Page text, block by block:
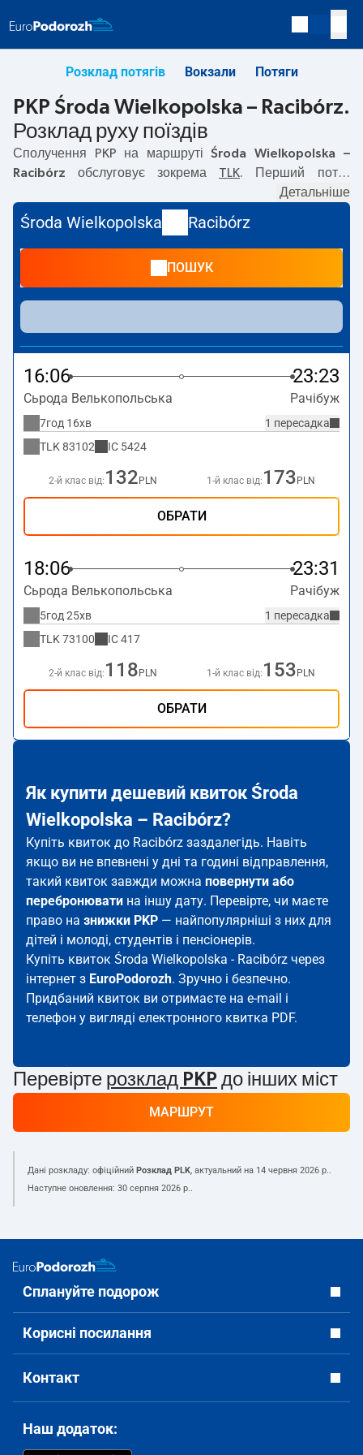
Розклад потягів Вокзали Потяги
PKP Środa Wielkopolska – Racibórz.
Розклад руху поїздів
Сполучення PKP на маршруті Środa Wielkopolska –
Racibórz обслуговує зокрема TLK. Перший потяг
з вокзалу PKP Środa Wielkopolska.
Останній потяг до Racibórz вирушає о 18:06. На
маршруті Środa Wielkopolska –Racibórz
інші потяги:— пропонують нижчу ціну квитка і зазвичай
станції Racibórz.
Детальніше
Środa Wielkopolska Racibórz
ПОШУК
16:06 23:23
Сьрода Велькопольська Рачібуж
1 пересадка
7год 16хв
TLK 83102 IC 5424
2-й клас від: 132 PLN 1-й клас від: 173 PLN
ОБРАТИ
18:06 23:31
Сьрода Велькопольська Рачібуж
1 пересадка
5год 25хв
TLK 73100 IC417
2-й клас від: 118 PLN 1-й клас від: 153 PLN
ОБРАТИ
Як купити дешевий квиток Środa
Wielkopolska – Racibórz?
Купіть квиток до Racibórz заздалегідь. Навіть
якщо ви не впевнені у дні та годині відправлення,
такий квиток завжди можна повернути або
перебронювати на іншу дату. Перевірте, чи маєте
право на знижки PKP — найпопулярніші з них для
дітей і молоді, студентів і пенсіонерів.
Купіть квиток Środa Wielkopolska - Racibórz через
інтернет з EuroPodorozh. Зручно і безпечно.
Придбаний квиток ви отримаєте на e-mail і
телефон у вигляді електронного квитка PDF.
Перевірте розклад PKP до інших міст
МАРШРУТ
Дані розкладу: офіційний Розклад PLK, актуальний на 14 червня 2026 р..
Наступне оновлення: 30 серпня 2026 р..
Сплануйте подорож
Корисні посилання
Контакт
Наш додаток: